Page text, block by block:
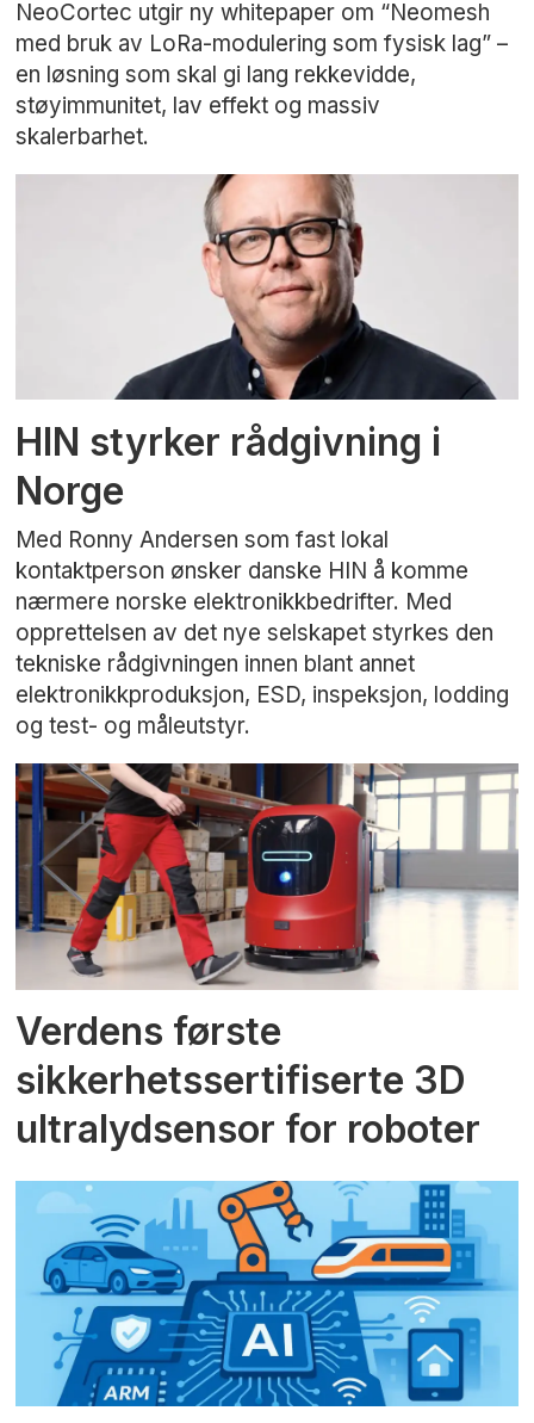
NeoCortec utgir ny whitepaper om “Neomesh
med bruk av LoRa-modulering som fysisk lag” –
en løsning som skal gi lang rekkevidde,
støyimmunitet, lav effekt og massiv
skalerbarhet.
HIN styrker rådgivning i
Norge
Med Ronny Andersen som fast lokal
kontaktperson ønsker danske HIN å komme
nærmere norske elektronikkbedrifter. Med
opprettelsen av det nye selskapet styrkes den
tekniske rådgivningen innen blant annet
elektronikkproduksjon, ESD, inspeksjon, lodding
og test- og måleutstyr.
Verdens første
sikkerhetssertifiserte 3D
ultralydsensor for roboter